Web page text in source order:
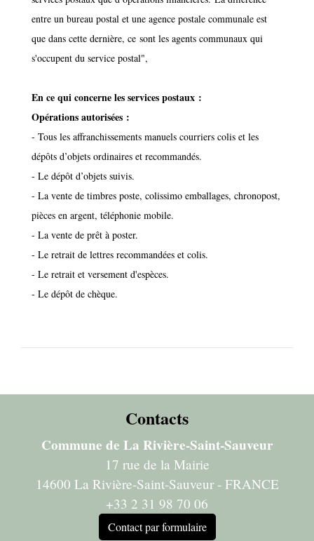
entre un bureau postal et une agence postale communale est
que dans cette dernière, ce sont les agents communaux qui
s'occupent du service postal",
En ce qui concerne les services postaux :
Opérations autorisées :
- Tous les affranchissements manuels courriers colis et les
dépôts d’objets ordinaires et recommandés.
- Le dépôt d’objets suivis.
- La vente de timbres poste, colissimo emballages, chronopost,
pièces en argent, téléphonie mobile.
- La vente de prêt à poster.
- Le retrait de lettres recommandées et colis.
- Le retrait et versement d'espèces.
- Le dépôt de chèque.
Contacts
Commune de La Rivière-Saint-Sauveur
17 rue de la Mairie
14600 La Rivière-Saint-Sauveur - FRANCE
+33 2 31 98 70 06
Contact par formulaire